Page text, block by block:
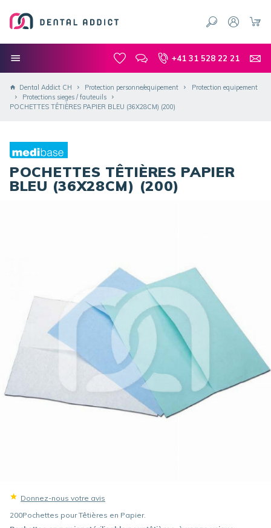
+41 31 528 22 21
Dental Addict CH Protection personne/equipement
Protection equipement
Protections sieges / fauteuils
POCHETTES TÊTIÈRES PAPIER BLEU (36X28CM) (200)
POCHETTES TÊTIÈRES PAPIER
BLEU (36X28CM) (200)
Donnez-nous votre avis
200Pochettes pour Têtières en Papier.